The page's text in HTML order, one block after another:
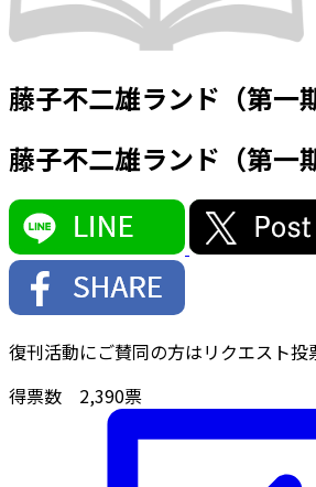
藤子不二雄ランド（第一
藤子不二雄ランド（第一
復刊活動にご賛同の方はリクエスト投
得票数 2,390票